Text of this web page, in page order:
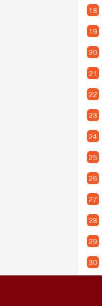
18
19
20
21
22
23
24
25
26
27
28
29
30